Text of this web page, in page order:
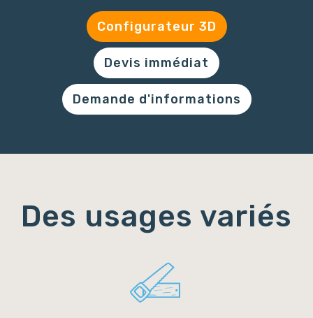
Configurateur 3D
Devis immédiat
Demande d'informations
Des usages variés